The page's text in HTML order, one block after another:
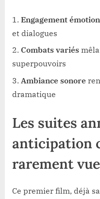
Engagement
et dialogues
Combats variés
superpouvoirs
Ambiance sonore
dramatique
Les suites
anticipation
rarement vue
Ce premier film, déjà